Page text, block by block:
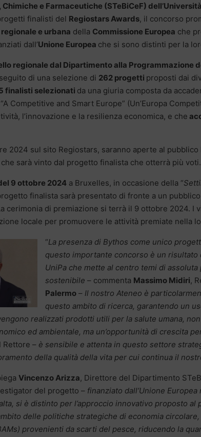
e Farmaceutiche (STeBiCeF)
finalisti del Regiostars Awards, il concorso
e urbana della Commissione Europea che
dall’Unione Europea che si sono distinti per la
regionale dal Dipartimento alla Programmazione
di una selezione di 262 progetti proposti dai
finalisti selezionati da una giuria composta da
Competitive and Smart Europe” (Un’Europa
l’innovazione e la resilienza economica, e che
2024 sul sito Regiostars, saranno aperte al
che sarà vinto dal progetto finalista che otterrà più voti.
9 ottobre 2024 a Bruxelles, in occasione della “
finalista sarà presentato di fronte a un
cerimonia di premiazione si terrà il 9 ottobre 2024. I
locale per promuovere le attività premiate nella
“La presenza di Bythos come unico
questo importante concorso è un
UniPa che mette al centro temi di
sostenibile – commenta Massimo Midiri,
Palermo – Il nostro Ateneo è
questo ambito di ricerca, garantendo un
realizzati prodotti utili per la salute umana,
ed ambientale, ma un’opportunità di crescita
Rettore – è sensibile e attenta in questo settore
della qualità della vita per cui continua il
Vincenzo Arizza, Direttore del Dipartimento
del progetto – finanziato dall’Unione
si è distinto per l’approccio innovativo proposto
delle politiche strategiche di economia
provenienti da scarti del pesce, riducendo la